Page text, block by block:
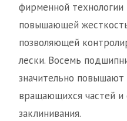
фирменной технологии
повышающей
позволяющей
лески. Восемь
значительно повышают
вращающихся частей
заклинивания.